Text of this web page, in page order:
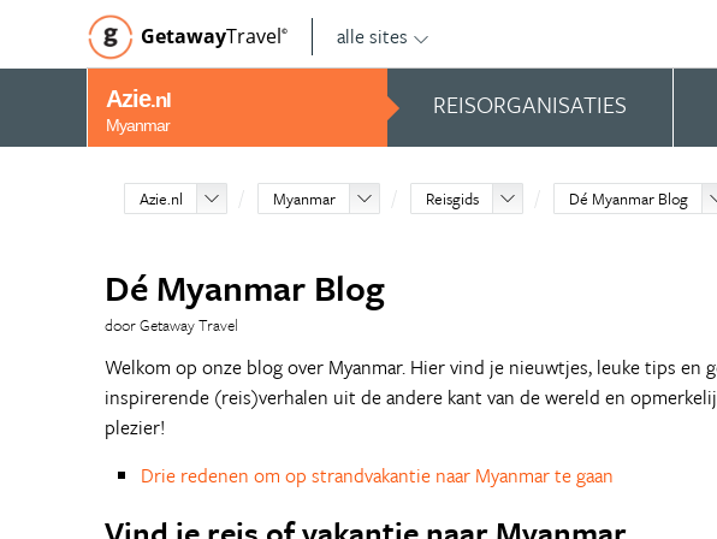
GetawayTravel© alle sites
Azie.nl
Myanmar
REISORGANISATIES
Azie.nl Myanmar Reisgids Dé Myanmar Blog
Dé Myanmar Blog
door Getaway Travel
Welkom op onze blog over Myanmar. Hier vind je nieuwtjes, leuke tips en
inspirerende (reis)verhalen uit de andere kant van de wereld en
plezier!
Drie redenen om op strandvakantie naar Myanmar te gaan